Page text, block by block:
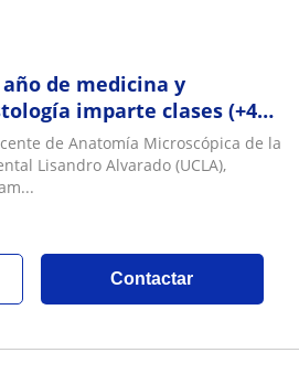
de medicina y
imparte clases (+40
de Anatomía Microscópica de la
Lisandro Alvarado (UCLA),
Contactar